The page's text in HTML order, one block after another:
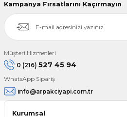
Kampanya Fırsatlarını Kaçırmayın
Müşteri Hizmetleri
0 (216) 527 45 94
WhatsApp Sipariş
info@arpakciyapi.com.tr
Kurumsal